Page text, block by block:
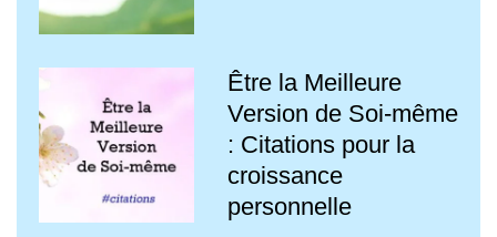
Être la Meilleure
Version de Soi-même
: Citations pour la
croissance
personnelle